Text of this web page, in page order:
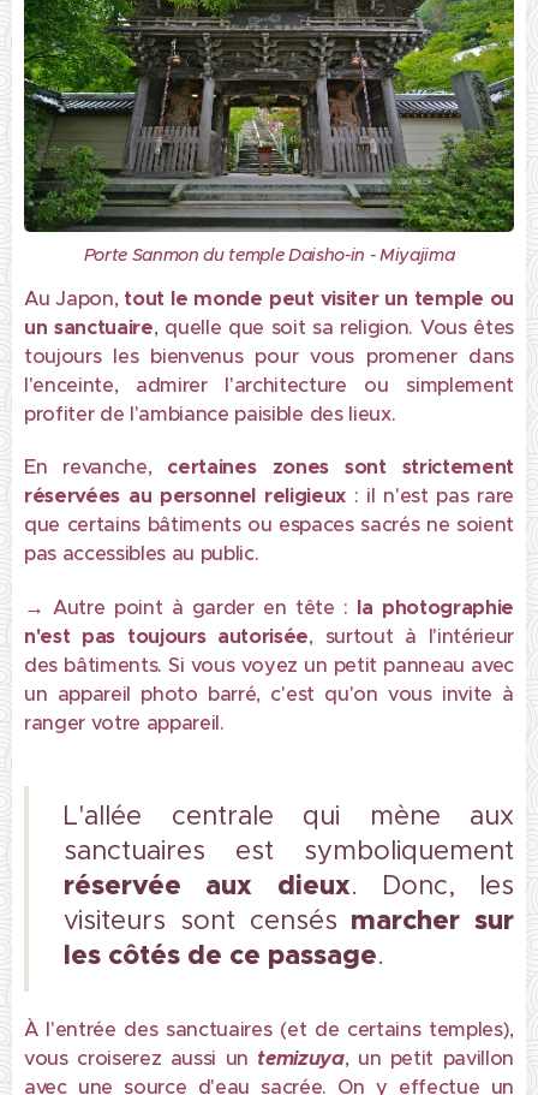
Porte Sanmon du temple Daisho-in - Miyajima
Au Japon, tout le monde peut visiter un temple ou
un sanctuaire, quelle que soit sa religion. Vous êtes
toujours les bienvenus pour vous promener dans
l'enceinte, admirer l'architecture ou simplement
profiter de l'ambiance paisible des lieux.
En revanche, certaines zones sont strictement
réservées au personnel religieux : il n'est pas rare
que certains bâtiments ou espaces sacrés ne soient
pas accessibles au public.
→Autre point à garder en tête : la photographie
n'est pas toujours autorisée, surtout à l'intérieur
des bâtiments. Si vous voyez un petit panneau avec
un appareil photo barré, c'est qu'on vous invite à
ranger votre appareil.
L'allée centrale qui mène aux
sanctuaires est symboliquement
réservée aux dieux. Donc, les
visiteurs sont censés marcher sur
les côtés de ce passage.
À l'entrée des sanctuaires (et de certains temples),
vous croiserez aussi un temizuya, un petit pavillon
avec une source d'eau sacrée. On y effectue un